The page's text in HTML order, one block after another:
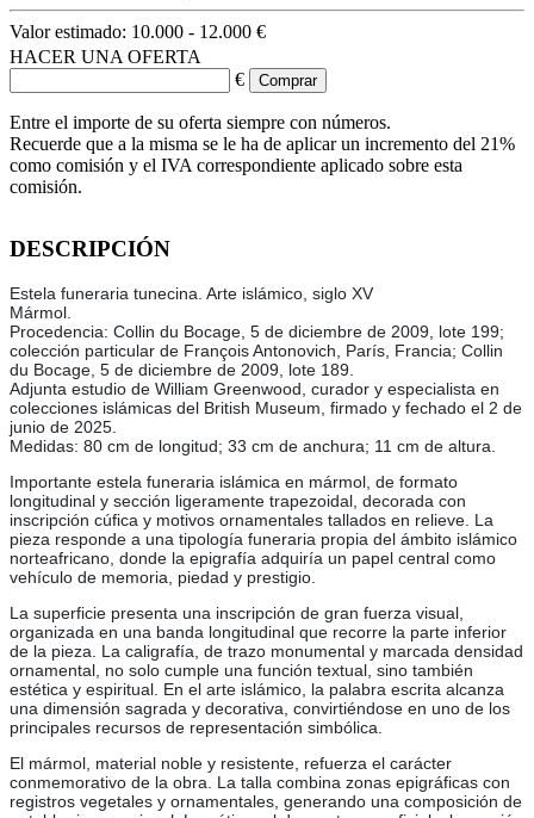
Valor estimado: 10.000 - 12.000 €
HACER UNA OFERTA
€
Entre el importe de su oferta siempre con números.
Recuerde que a la misma se le ha de aplicar un incremento del 21%
como comisión y el IVA correspondiente aplicado sobre esta
comisión.
DESCRIPCIÓN
Estela funeraria tunecina. Arte islámico, siglo XV
Mármol.
Procedencia: Collin du Bocage, 5 de diciembre de 2009, lote 199;
colección particular de François Antonovich, París, Francia; Collin
du Bocage, 5 de diciembre de 2009, lote 189.
Adjunta estudio de William Greenwood, curador y especialista en
colecciones islámicas del British Museum, firmado y fechado el 2 de
junio de 2025.
Medidas: 80 cm de longitud; 33 cm de anchura; 11 cm de altura.
Importante estela funeraria islámica en mármol, de formato
longitudinal y sección ligeramente trapezoidal, decorada con
inscripción cúfica y motivos ornamentales tallados en relieve. La
pieza responde a una tipología funeraria propia del ámbito islámico
norteafricano, donde la epigrafía adquiría un papel central como
vehículo de memoria, piedad y prestigio.
La superficie presenta una inscripción de gran fuerza visual,
organizada en una banda longitudinal que recorre la parte inferior
de la pieza. La caligrafía, de trazo monumental y marcada densidad
ornamental, no solo cumple una función textual, sino también
estética y espiritual. En el arte islámico, la palabra escrita alcanza
una dimensión sagrada y decorativa, convirtiéndose en uno de los
principales recursos de representación simbólica.
El mármol, material noble y resistente, refuerza el carácter
conmemorativo de la obra. La talla combina zonas epigráficas con
registros vegetales y ornamentales, generando una composición de